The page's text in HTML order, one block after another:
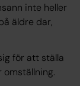
inte heller
äldre dar,
för att ställa